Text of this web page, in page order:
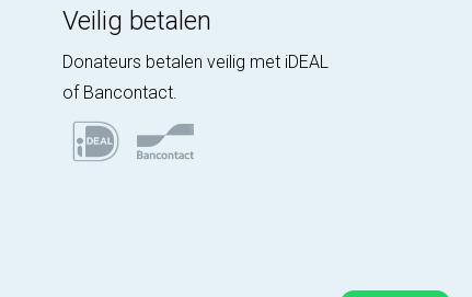
Veilig betalen
Donateurs betalen veilig met iDEAL
of Bancontact.